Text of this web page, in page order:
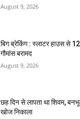
August 9, 2026
बिग ब्रेकिंग : स्लाटर हाउस से
गौमांस बरामद
August 9, 2026
छह दिन से लापता था शिवम,
खोज निकाला